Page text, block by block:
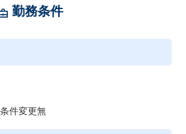
勤務条件
件変更無